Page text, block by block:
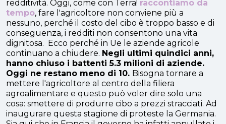
redditività. Oggi, come con Terra! raccontiamo da
tempo, fare l'agricoltore non conviene più a
nessuno, perché il costo del cibo è troppo basso e di
conseguenza, i redditi non consentono una vita
dignitosa. Ecco perché in Ue le aziende agricole
continuano a chiudere. Negli ultimi quindici anni,
hanno chiuso i battenti 5.3 milioni di aziende.
Oggi ne restano meno di 10. Bisogna tornare a
mettere l'agricoltore al centro della filiera
agroalimentare e questo può voler dire solo una
cosa: smettere di produrre cibo a prezzi stracciati. Ad
inaugurare questa stagione di proteste la Germania.